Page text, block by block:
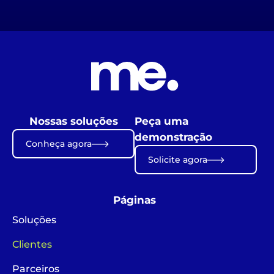
Nossas soluções
Conheça agora
Peça uma
demonstração
Solicite agora
Páginas
Soluções
Clientes
Parceiros